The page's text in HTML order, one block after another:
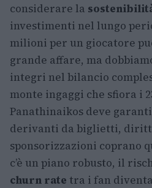
considerare la
investimenti nel lungo
milioni per un giocatore
grande affare, ma
integri nel bilancio
monte ingaggi che sfiora i
Panathinaikos deve
derivanti da biglietti,
sponsorizzazioni coprano
c’è un piano robusto, il
churn rate tra i fan